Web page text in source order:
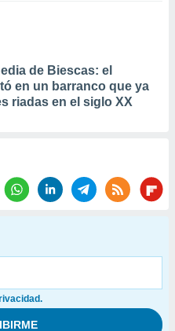
de Biescas: el
en un barranco que ya
riadas en el siglo XX